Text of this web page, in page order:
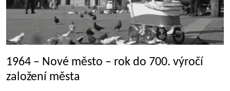
1964 – Nové město – rok do 700. výročí
založení města